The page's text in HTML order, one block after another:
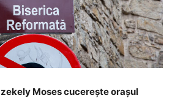
Moses cucereşte oraşul